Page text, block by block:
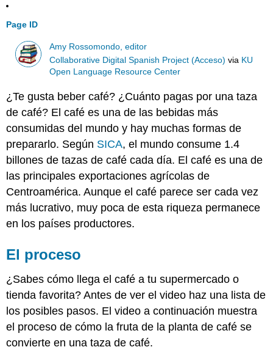
Page ID
Amy Rossomondo, editor
Collaborative Digital Spanish Project (Acceso) via KU
Open Language Resource Center
¿Te gusta beber café? ¿Cuánto pagas por una taza
de café? El café es una de las bebidas más
consumidas del mundo y hay muchas formas de
prepararlo. Según SICA, el mundo consume 1.4
billones de tazas de café cada día. El café es una de
las principales exportaciones agrícolas de
Centroamérica. Aunque el café parece ser cada vez
más lucrativo, muy poca de esta riqueza permanece
en los países productores.
El proceso
¿Sabes cómo llega el café a tu supermercado o
tienda favorita? Antes de ver el video haz una lista de
los posibles pasos. El video a continuación muestra
el proceso de cómo la fruta de la planta de café se
convierte en una taza de café.